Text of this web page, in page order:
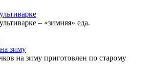
– «зимняя» еда.
зиму
на зиму приготовлен по старому